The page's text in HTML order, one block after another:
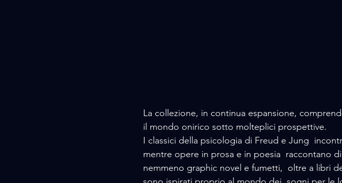
La collezione, in continua espansione,
il mondo onirico sotto molteplici prospettive.
I classici della psicologia di Freud e Jung
mentre opere in prosa e in poesia  raccontano
nemmeno graphic novel e fumetti,  oltre a libri